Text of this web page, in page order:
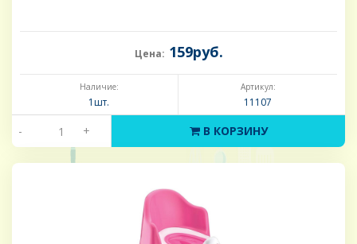
Цена: 159руб.
Наличие:
1шт.
Артикул:
11107
- + В КОРЗИНУ